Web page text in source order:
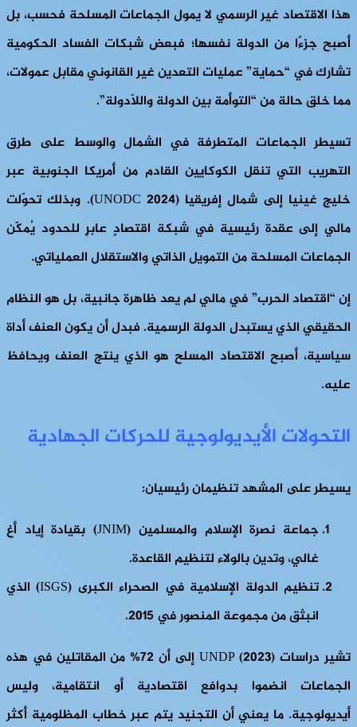
هذا الاقتصاد غير الرسمي لا يمول الجماعات المسلحة فحسب، بل
أصبح جزءًا من الدولة نفسها؛ فبعض شبكات الفساد الحكومية
تشارك في “حماية” عمليات التعدين غير القانوني مقابل عمولات،
مما خلق حالة من “التوأمة بين الدولة واللاّدولة”.
تسيطر الجماعات المتطرفة في الشمال والوسط على طرق
التهريب التي تنقل الكوكايين القادم من أمريكا الجنوبية عبر
خليج غينيا إلى شمال إفريقيا (UNODC 2024). وبذلك تحوّلت
مالي إلى عقدة رئيسية في شبكة اقتصادٍ عابرٍ للحدود يُمكّن
الجماعات المسلحة من التمويل الذاتي والاستقلال العملياتي.
إن “اقتصاد الحرب” في مالي لم يعد ظاهرة جانبية، بل هو النظام
الحقيقي الذي يستبدل الدولة الرسمية. فبدل أن يكون العنف أداة
سياسية، أصبح الاقتصاد المسلح هو الذي ينتج العنف ويحافظ
عليه.
التحولات الأيديولوجية للحركات الجهادية
يسيطر على المشهد تنظيمان رئيسيان:
جماعة نصرة الإسلام والمسلمين (JNIM) بقيادة إياد أغ
غالي، وتدين بالولاء لتنظيم القاعدة.
تنظيم الدولة الإسلامية في الصحراء الكبرى (ISGS) الذي
انبثق من مجموعة المنصور في 2015.
تشير دراسات UNDP (2023) إلى أن 72% من المقاتلين في هذه
الجماعات انضموا بدوافع اقتصادية أو انتقامية، وليس
أيديولوجية. ما يعني أن التجنيد يتم عبر خطاب المظلومية أكثر